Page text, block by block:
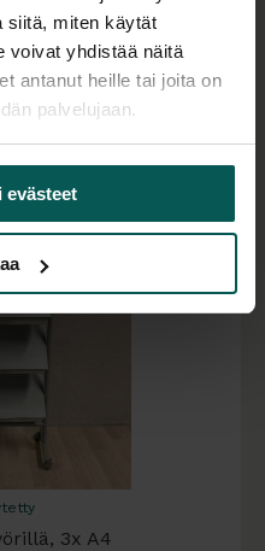
siitä, miten käytät
voivat yhdistää näitä
antanut heille tai joita on
palvelujaan.
evästeet
(alv 0 %)
3x A4